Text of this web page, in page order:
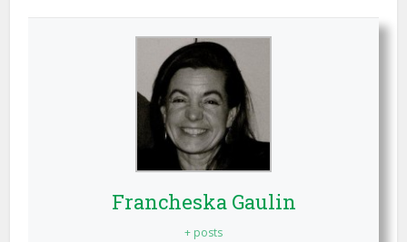
Francheska Gaulin
+ posts